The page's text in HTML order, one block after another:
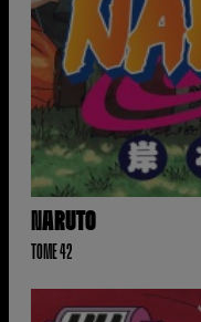
NARUTO
TOME 42